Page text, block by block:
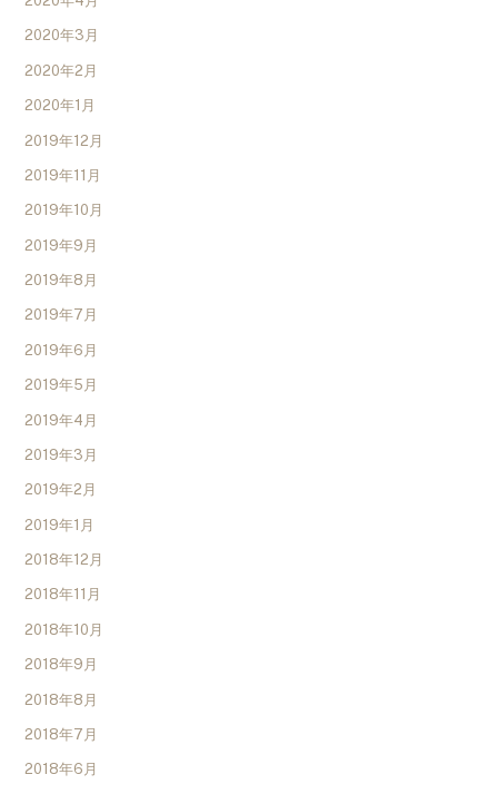
2020年3月
2020年2月
2020年1月
2019年12月
2019年11月
2019年10月
2019年9月
2019年8月
2019年7月
2019年6月
2019年5月
2019年4月
2019年3月
2019年2月
2019年1月
2018年12月
2018年11月
2018年10月
2018年9月
2018年8月
2018年7月
2018年6月